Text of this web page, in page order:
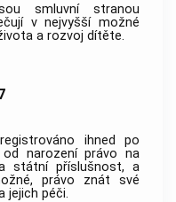
smluvní stranou
v nejvyšší možné
a rozvoj dítěte.
ihned po
narození právo na
státní příslušnost, a
právo znát své
jejich péči.